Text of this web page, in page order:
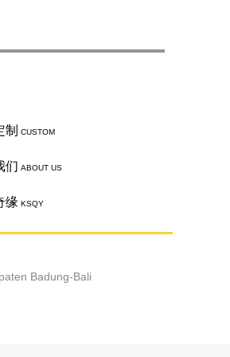
制 CUSTOM
们 ABOUT US
缘 KSQY
Badung-Bali